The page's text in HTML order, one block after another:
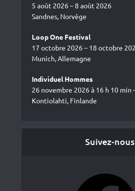
5 août 2026 – 8 août 2026
Sandnes, Norvège
Loop One Festival
17 octobre 2026 – 18 octobre
Munich, Allemagne
Individuel Hommes
26 novembre 2026 à 16 h 10 min
Kontiolahti, Finlande
Suivez-nous